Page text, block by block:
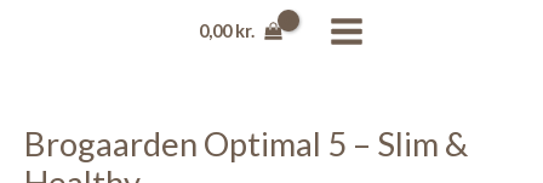
0,00kr.
MAIN
Brogaarden Optimal 5 – Slim &
Slim
&